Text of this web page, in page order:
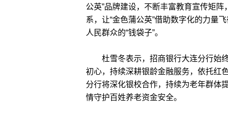
公英”品牌建设，不断丰富教育宣传矩阵
系，让“金色蒲公英”借助数字化的力量
人民群众的“钱袋子”。
杜雪冬表示，招商银行大连分行始终
初心，持续深耕银龄金融服务，依托红
分行将深化银校合作，持续为老年群体
情守护百姓养老资金安全。